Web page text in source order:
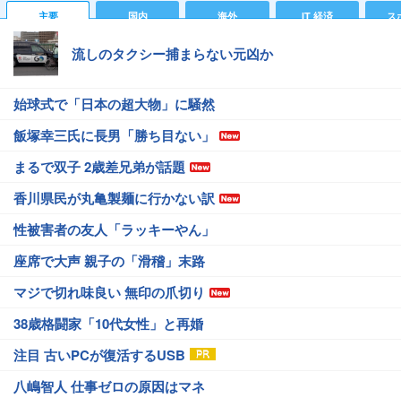
主要 国内 海外 IT 経済 ス
流しのタクシー捕まらない元凶か
始球式で「日本の超大物」に騒然
飯塚幸三氏に長男「勝ち目ない」
まるで双子 2歳差兄弟が話題
香川県民が丸亀製麺に行かない訳
性被害者の友人「ラッキーやん」
座席で大声 親子の「滑稽」末路
マジで切れ味良い 無印の爪切り
38歳格闘家「10代女性」と再婚
注目 古いPCが復活するUSB
八嶋智人 仕事ゼロの原因はマネ